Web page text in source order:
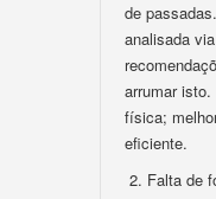
de
analisada
arrumar
física;
eficiente.
2. Falta de